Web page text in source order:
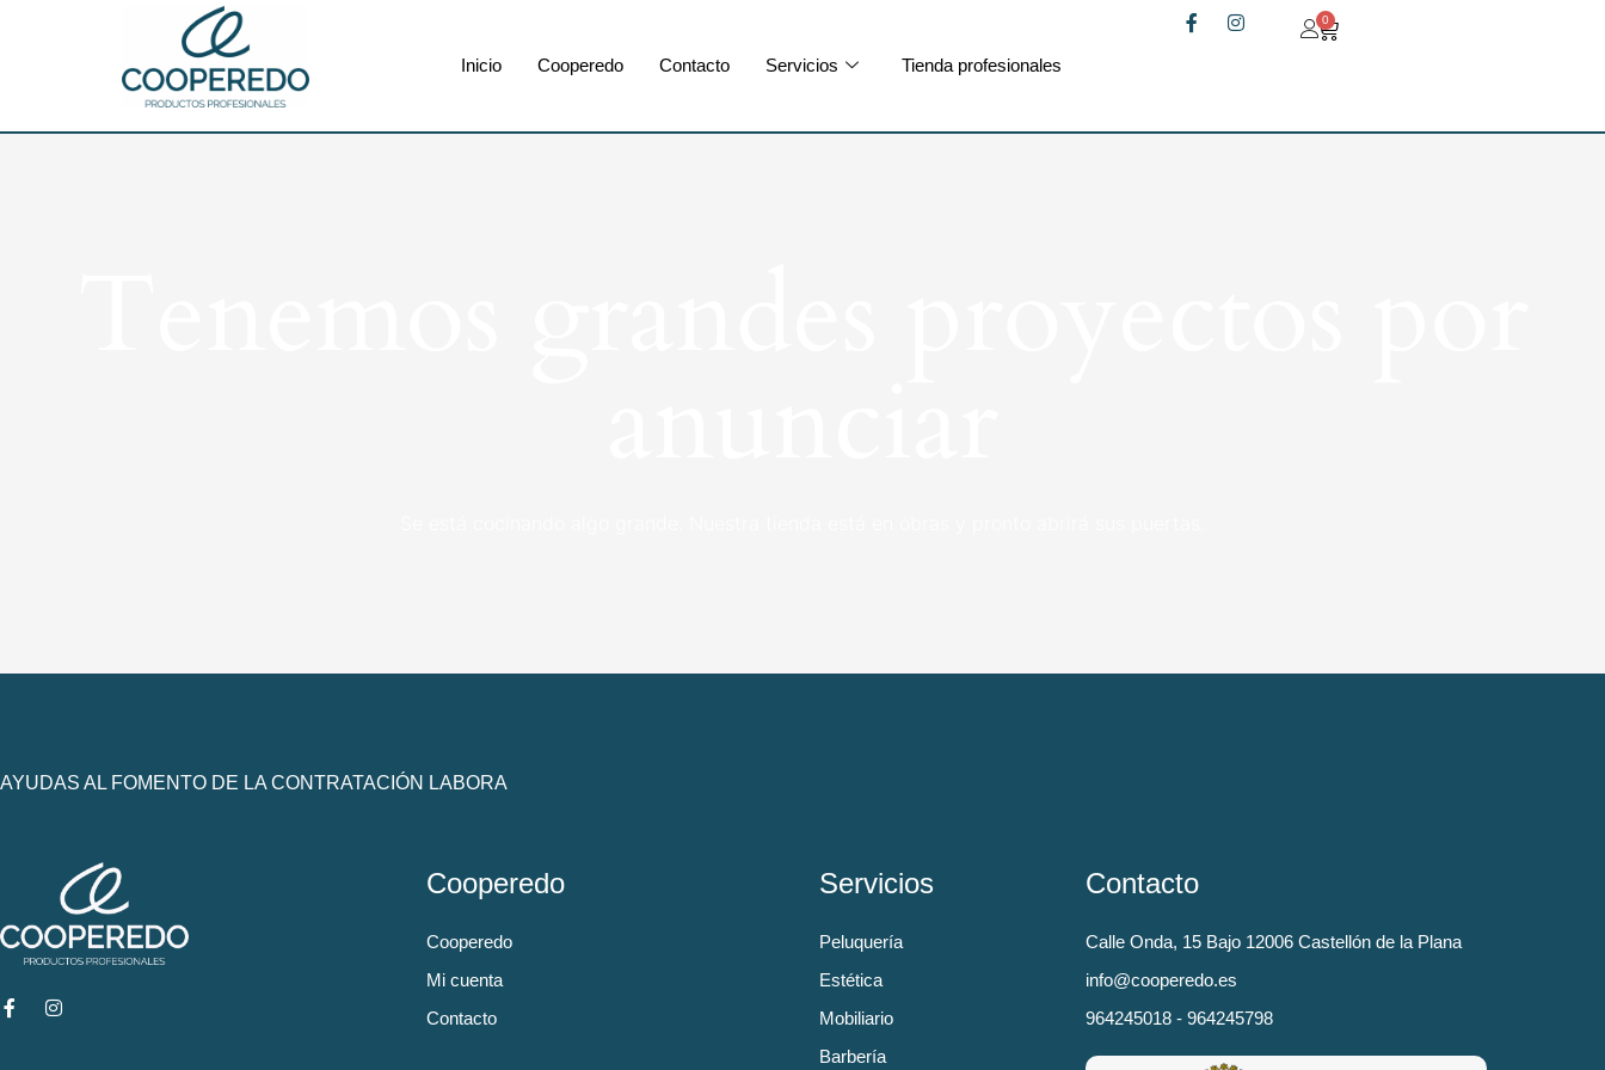
Inicio Cooperedo Contacto Servicios Tienda profesionales
0
AYUDAS AL FOMENTO DE LA CONTRATACIÓN LABORA
Cooperedo
Cooperedo
Mi cuenta
Contacto
Servicios
Peluquería
Estética
Mobiliario
Barbería
Contacto
Calle Onda, 15 Bajo 12006 Castellón de la Plana
info@cooperedo.es
964245018 - 964245798